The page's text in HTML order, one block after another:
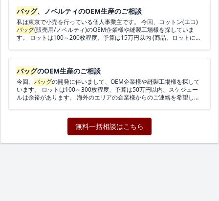
ガジェット類、お茶セットが気持ちよく収まる ワークトートのイメー
ジです。 ▼
バッグ の仕様イメージ ・外側：ブロックプリントなど柄布
を使ったトートバッグ ・内側：キャンバス系の生地（白〜ベージュ
系） ・サイズ感： 現在、マチ約17cm・2仕切りのトートバッグを使
っていますが、 ポーチ類を入れるとパンパンになりやすいと感じて
います。 そのため、3仕切り＋タンブラーも入る前提で、下記のよ
うなサイズを想定しています。 - 高さ：約25cm（内寸で24〜25cm
も考慮しつつ、詰めすぎず整理しやすい設計を希望） ・構造： - 3仕
切り ① 一番広い部屋：iPad／薄い13インチノートPC用 ②
中くらいの部屋：ガジェット用ポーチ（充電器・ケーブル・マウスな
ど） ③ 小さめの部屋：ティッシュ・ハンカチ・お茶セット用ポ
ーチ - 小物ポケット： 内側のサイドに、飴・のどスプレー・
リップなどを入れられる小さめポケットを1〜2個 - タンブラー／ペ
ットボトル用の布＋保冷シートポケット： ・500mlペットボト
ル／細めのタンブラーが立てて入るサイズ感 ・銀色の保冷シー
トのみですと切れやすい印象があるため、 外側は布、内側に
薄い保冷シートを入れたポケットを、 3仕切りの一角（お茶
バッグ、ノベルティのOEM生産のご相談
私は東京で小売を行っている個人事業主です。 今回、コットン(エコ)
バッグ(販売用/ノベルティ)のOEM企業様や縫製工場様を探していま
す。 ロットは100～200枚程度、予算は15万円以内 (商品、ロットによ
ります。
バッグのOEM生産のご相談
今回、 バッグの開発に伴いまして、OEM企業様や縫製工場様を探して
います。 ロットは100～300枚程度、予算は50万円以内、スケジュー
ルは余裕があります。 海外のエリアの企業様からのご連絡を希望しま
無料一括相談はこちら